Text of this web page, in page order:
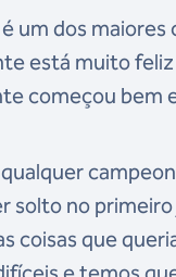
um dos
está muito
começou
solto no
coisas que